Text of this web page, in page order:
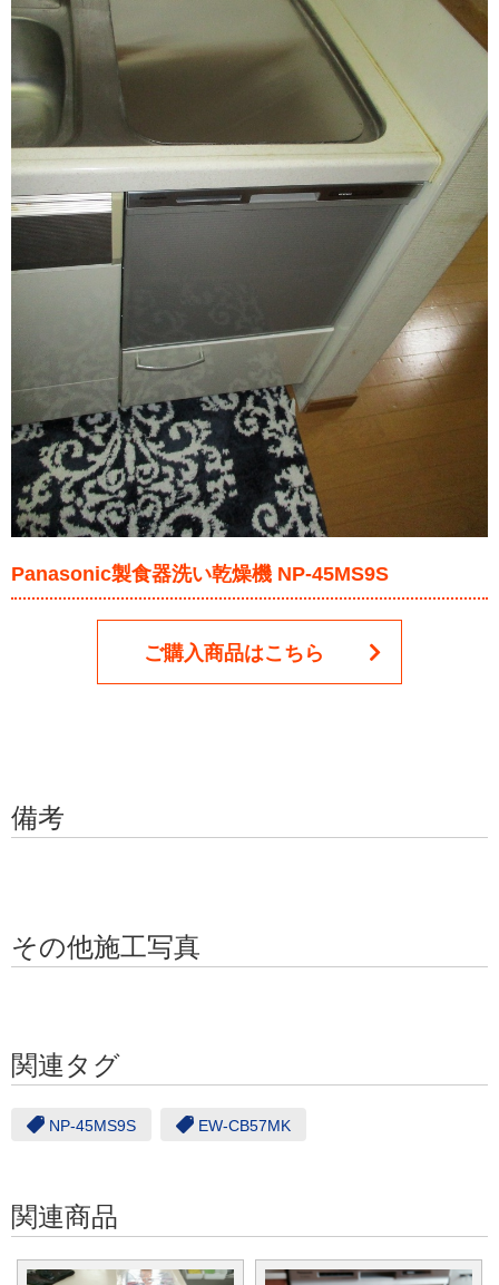
Panasonic製食器洗い乾燥機 NP-45MS9S
ご購入商品はこちら
備考
その他施工写真
関連タグ
NP-45MS9S EW-CB57MK
関連商品